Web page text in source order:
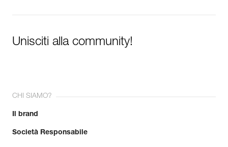
Unisciti alla community!
CHI SIAMO?
Il brand
Società Responsabile